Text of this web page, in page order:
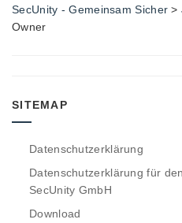
SecUnity - Gemeinsam Sicher >
Owner
SITEMAP
Datenschutzerklärung
Datenschutzerklärung für
SecUnity GmbH
Download